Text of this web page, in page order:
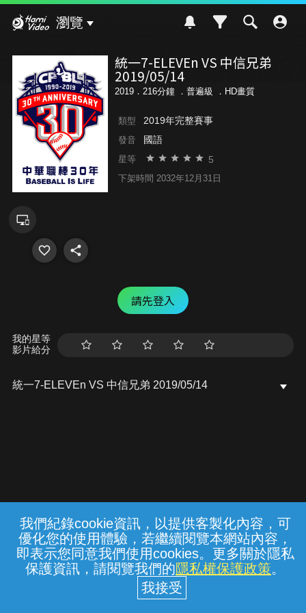
我們紀錄cookie資訊，以提供客製化內容，可
優化您的使用體驗，若繼續閱覽本網站內容，
即表示您同意我們使用cookies。更多關於隱私
保護資訊，請閱覽我們的隱私權保護政策。
瀏覽
統一7-ELEVEn VS 中信兄弟
2019/05/14
2019．216分鐘 ． 普遍級 ．HD畫質
類型 2019年完整賽事
發音 國語
星等 5
下架時間 2032年12月31日
請先登入
我的星等
影片給分
統一7-ELEVEn VS 中信兄弟 2019/05/14
常見問題 線上客服 服務條款 隱私權保護
中華電信股份有限公司個人家庭分公司
(統一編號：96979949) © 2026
{{notifyMsg}}